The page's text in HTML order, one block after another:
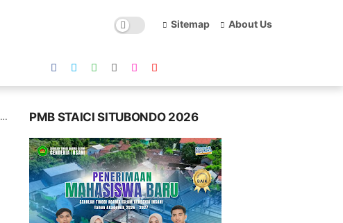
Sitemap About Us
PMB STAICI SITUBONDO 2026